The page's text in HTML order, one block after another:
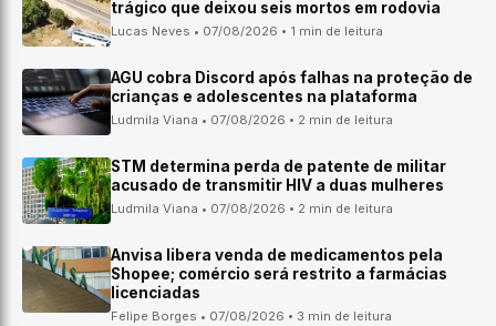
trágico que deixou seis mortos em rodovia
Lucas Neves • 07/08/2026 • 1 min de leitura
AGU cobra Discord após falhas na proteção de
crianças e adolescentes na plataforma
Ludmila Viana • 07/08/2026 • 2 min de leitura
STM determina perda de patente de militar
acusado de transmitir HIV a duas mulheres
Ludmila Viana • 07/08/2026 • 2 min de leitura
Anvisa libera venda de medicamentos pela
Shopee; comércio será restrito a farmácias
licenciadas
Felipe Borges • 07/08/2026 • 3 min de leitura